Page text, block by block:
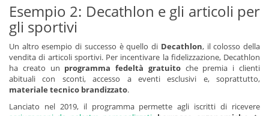
Esempio 2: Decathlon e gli articoli per
gli sportivi
Un altro esempio di successo è quello di Decathlon, il colosso della
vendita di articoli sportivi. Per incentivare la fidelizzazione, Decathlon
ha creato un programma fedeltà gratuitoche premia i clienti
abituali con sconti, accesso a eventi esclusivi e, soprattutto,
materiale tecnico brandizzato.
Lanciato nel 2019, il programma permette agli iscritti di ricevere